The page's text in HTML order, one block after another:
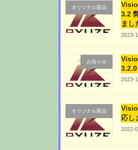
オリジナル製品
3.2
まし
2023-
お知らせ
2023-
オリジナル製品
応し
2022-